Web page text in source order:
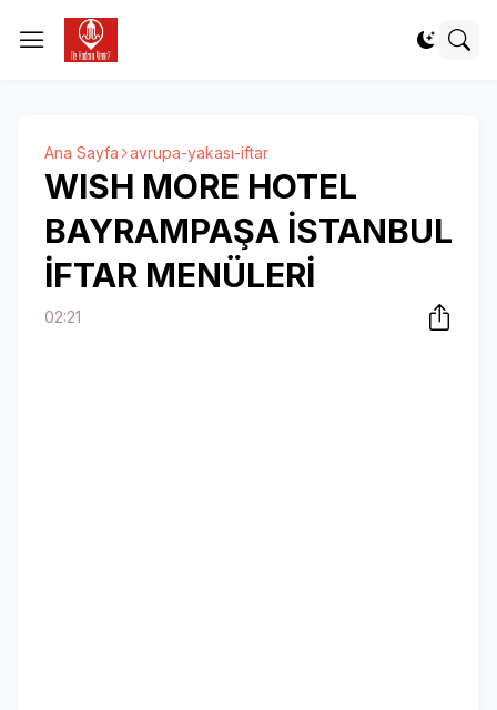
Ana Sayfa avrupa-yakası-iftar
WISH MORE HOTEL
BAYRAMPAŞA İSTANBUL
İFTAR MENÜLERİ
02:21